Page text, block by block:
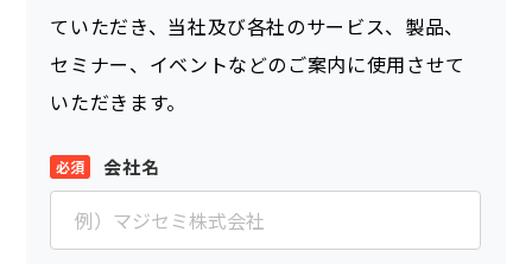
ていただき、当社及び各社のサービス、製品、
セミナー、イベントなどのご案内に使用させて
いただきます。
会社名